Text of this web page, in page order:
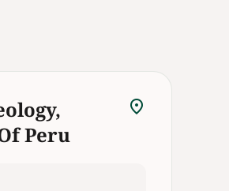
Peru
location_on